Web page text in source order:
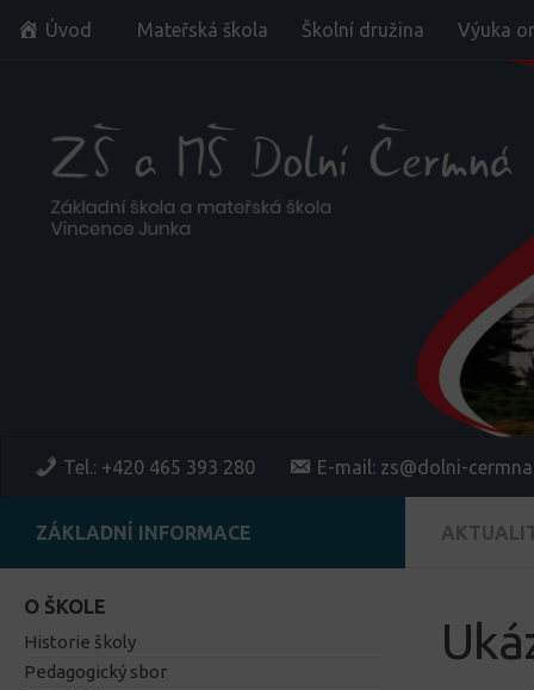
Skip to content
Úvod Mateřská škola Školní družina Výuka
Tel.: +420 465 393 280 E-mail: zs@dolni-
ZÁKLADNÍ INFORMACE
O ŠKOLE
Historie školy
Pedagogický sbor